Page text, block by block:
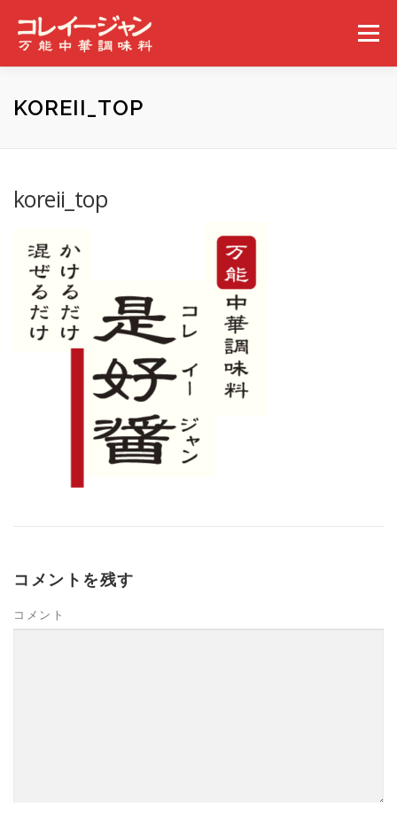
メニュー
ホーム コレイージャンとは
KOREII_TOP
koreii_top
コメントを残す
コメント